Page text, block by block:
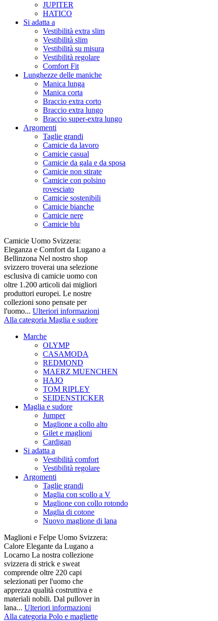
JUPITER
HATICO
Si adatta a
Vestibilità extra slim
Vestibilità slim
Vestibilità su misura
Vestibilità regolare
Comfort Fit
Lunghezze delle maniche
Manica lunga
Manica corta
Braccio extra corto
Braccio extra lungo
Braccio super-extra lungo
Argomenti
Taglie grandi
Camicie da lavoro
Camicie casual
Camicie da gala e da sposa
Camicie non stirate
Camicie con polsino
rovesciato
Camicie sostenibili
Camicie bianche
Camicie nere
Camicie blu
Camicie Uomo Svizzera:
Eleganza e Comfort da Lugano a
Bellinzona Nel nostro shop
svizzero troverai una selezione
esclusiva di camicie uomo con
oltre 1.200 articoli dai migliori
produttori europei. Le nostre
collezioni sono pensate per
l'uomo... Ulteriori informazioni
Alla categoria Maglia e sudore
Marche
OLYMP
CASAMODA
REDMOND
MAERZ MUENCHEN
HAJO
TOM RIPLEY
SEIDENSTICKER
Maglia e sudore
Jumper
Maglione a collo alto
Gilet e maglioni
Cardigan
Si adatta a
Vestibilità comfort
Vestibilità regolare
Argomenti
Taglie grandi
Maglia con scollo a V
Maglione con collo rotondo
Maglia di cotone
Nuovo maglione di lana
Maglioni e Felpe Uomo Svizzera:
Calore Elegante da Lugano a
Locarno La nostra collezione
svizzera di strick e sweat
comprende oltre 220 capi
selezionati per l'uomo che
apprezza qualità costruttiva e
materiali nobili. Dal pullover in
lana... Ulteriori informazioni
Alla categoria Polo e magliette